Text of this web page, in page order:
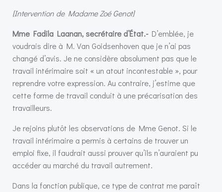
[Intervention de Madame Zoé Genot]
Mme Fadila Laanan, secrétaire d’État.-D’emblée, je
voudrais dire à M. Van Goidsenhoven que je n’ai pas
changé d’avis. Je ne considère absolument pas que le
travail intérimaire soit « un atout incontestable », pour
reprendre votre expression. Au contraire, j’estime que
cette forme de travail conduit à une précarisation des
travailleurs.
Je rejoins plutôt les observations de Mme Genot. Si le
travail intérimaire a permis à certains de trouver un
emploi fixe, il faudrait aussi prouver qu’ils n’auraient pu
accéder au marché du travail autrement.
Dans la fonction publique, ce type de contrat me paraît